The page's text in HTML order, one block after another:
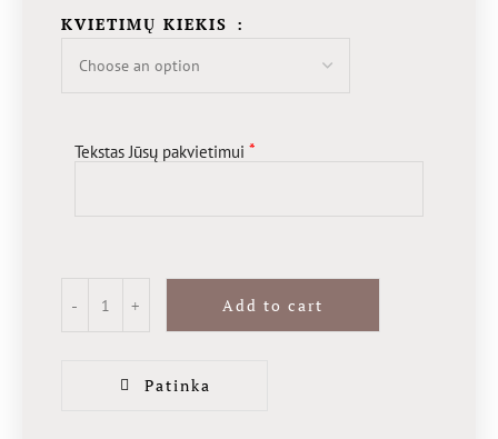
KVIETIMŲ KIEKIS
Tekstas Jūsų pakvietimui *
Add to cart
Patinka